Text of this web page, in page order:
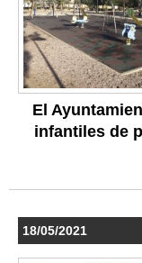
El
infantiles de
18/05/2021